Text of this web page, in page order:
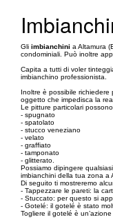
Gli imbianchini a Altamura
condominiali. Può inoltre
Capita a tutti di voler
imbianchino professionista.
Inoltre è possibile
oggetto che impedisca la
Le pitture particolari
- spugnato
- spatolato
- stucco veneziano
- velato
- graffiato
- tamponato
- glitterato.
Possiamo dipingere
imbianchini della tua zona a
Di seguito ti mostreremo
- Tappezzare le pareti: la
- Stuccato: per questo si
- Gotelé: il gotelé è stato
Togliere il gotelé è